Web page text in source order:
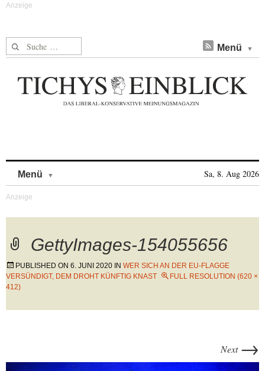
Suche nach: Menü
Menü Sa, 8. Aug 2026
GettyImages-154055656
PUBLISHED ON 6. JUNI 2020 IN WER SICH AN DER EU-FLAGGE
VERSÜNDIGT, DEM DROHT KÜNFTIG KNAST
FULL RESOLUTION (620 ×
412)
Next →